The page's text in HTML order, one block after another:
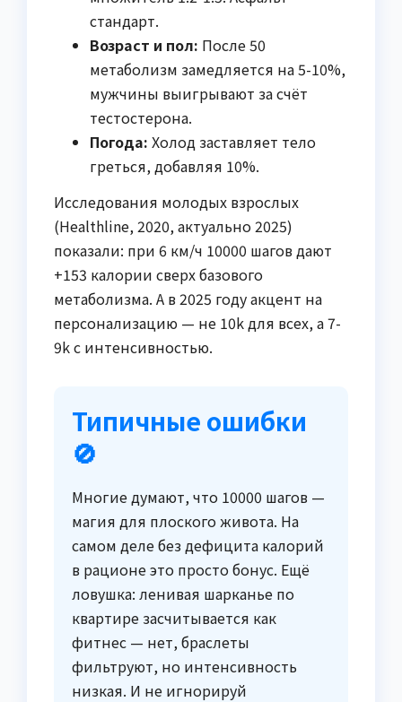
стандарт.
Возраст и пол: После 50
метаболизм замедляется на 5-10%,
мужчины выигрывают за счёт
тестостерона.
Погода: Холод заставляет тело
греться, добавляя 10%.
Исследования молодых взрослых
(Healthline, 2020, актуально 2025)
показали: при 6 км/ч 10000 шагов дают
+153 калории сверх базового
метаболизма. А в 2025 году акцент на
персонализацию — не 10k для всех, а 7-
9k с интенсивностью.
Типичные ошибки
🚫
Многие думают, что 10000 шагов —
магия для плоского живота. На
самом деле без дефицита калорий
в рационе это просто бонус. Ещё
ловушка: ленивая шарканье по
квартире засчитывается как
фитнес — нет, браслеты
фильтруют, но интенсивность
низкая. И не игнорируй